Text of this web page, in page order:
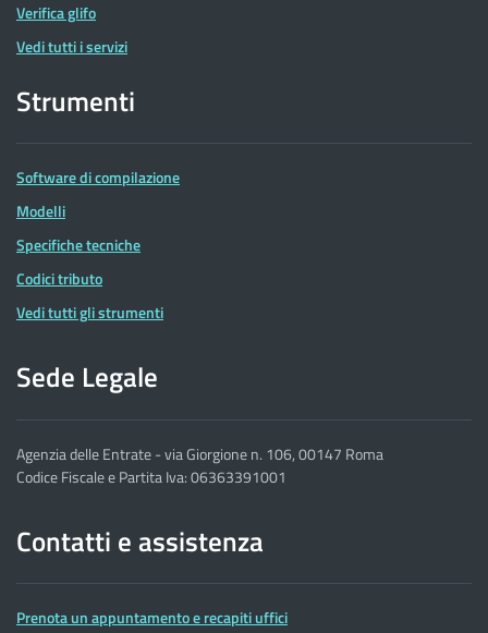
Verifica glifo
Vedi tutti i servizi
Strumenti
Software di compilazione
Modelli
Specifiche tecniche
Codici tributo
Vedi tutti gli strumenti
Sede Legale
Agenzia delle Entrate - via Giorgione n. 106, 00147 Roma
Codice Fiscale e Partita Iva: 06363391001
Contatti e assistenza
Prenota un appuntamento e recapiti uffici